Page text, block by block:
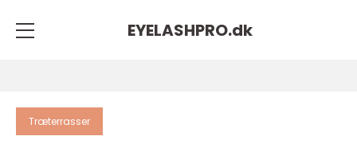
EYELASHPRO.dk
Træterrasser